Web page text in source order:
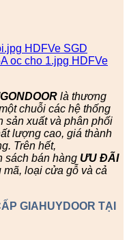
là thương
chuỗi các hệ thống
sản xuất và phân phối
lượng cao, giá thành
Trên hết,
sách bán hàng ƯU ĐÃI
loại cửa gỗ và cả
GIAHUYDOOR TẠI